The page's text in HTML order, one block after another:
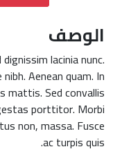
الوصف
lacinia nunc.
Aenean quam. In
mattis. Sed convallis
porttitor. Morbi
non, massa. Fusce
ac turpis quis.